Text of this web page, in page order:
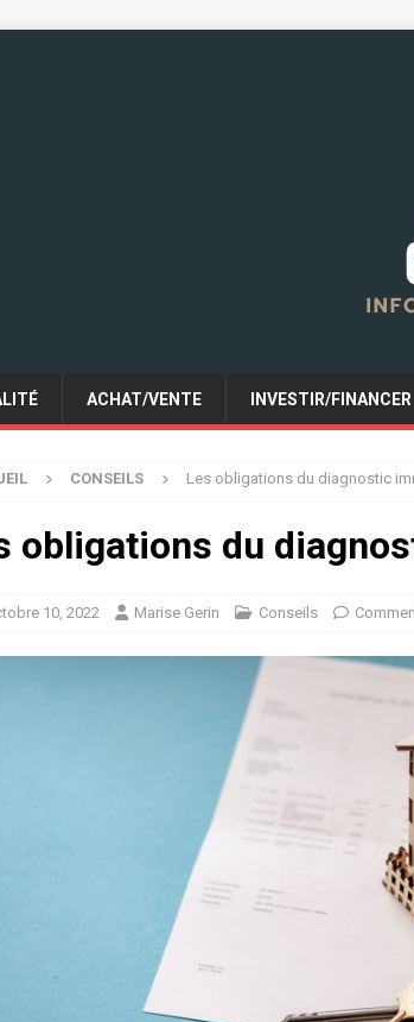
ACHAT/VENTE INVESTIR/FINANCER
CONSEILS Les obligations du diagnostic
obligations du
10, 2022 Marise Gerin Conseils